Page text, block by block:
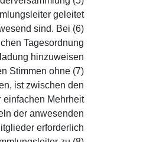
geleitet.
sind. Bei
Tagesordnung
hinzuweisen.
Stimmen ohne
ist zwischen den
einfachen Mehrheit
der anwesenden
erforderlich.